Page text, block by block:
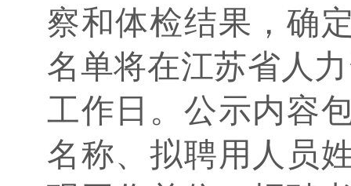
察和体检结果，确
名单将在江苏省人
工作日。公示内容
名称、拟聘用人员